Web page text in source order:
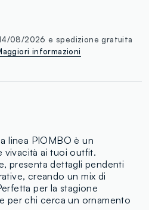
08/2026 e spedizione gratuita
informazioni
linea PIOMBO è un
vivacità ai tuoi outfit.
presenta dettagli pendenti
creando un mix di
per la stagione
per chi cerca un ornamento